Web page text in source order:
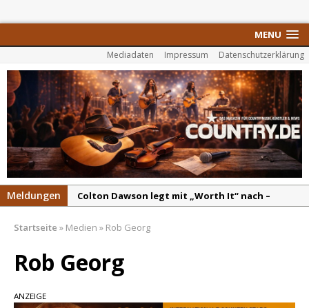
MENU
Mediadaten Impressum Datenschutzerklärung
Meldungen
Colton Dawson legt mit „Worth It“ nach –
Carly Pearce hinterfragt den ständigen
Ella Langley schreibt Musikgeschichte:
Startseite » Medien » Rob Georg
Rob Georg
ANZEIGE